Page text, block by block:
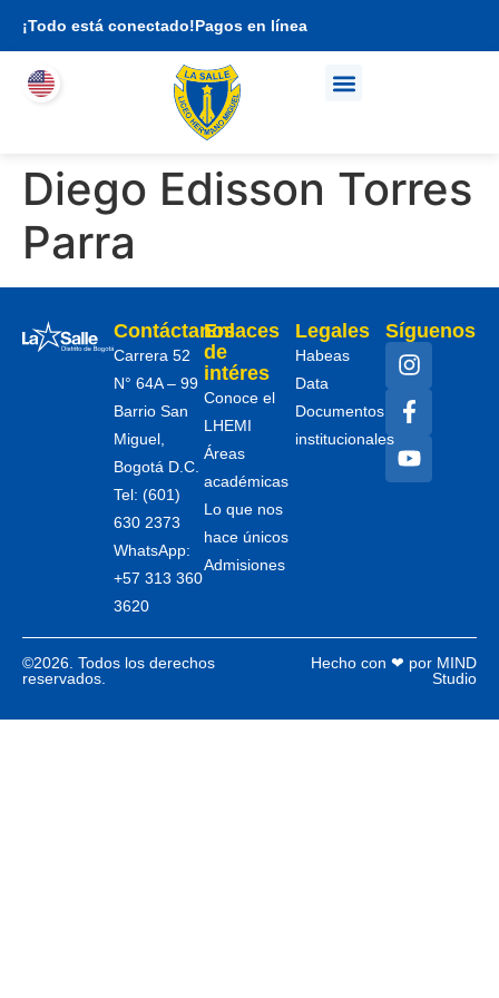
¡Todo está conectado!Pagos en línea
Diego Edisson Torres
Parra
Contáctanos
Carrera 52
N° 64A – 99
Barrio San
Miguel,
Bogotá D.C.
Tel: (601)
630 2373
WhatsApp:
+57 313 360
3620
Enlaces
de
intéres
Conoce el
LHEMI
Áreas
académicas
Lo que nos
hace únicos
Admisiones
Legales
Habeas
Data
Documentos
institucionales
Síguenos
©2026. Todos los derechos
reservados.
Hecho con ❤ por MIND
Studio